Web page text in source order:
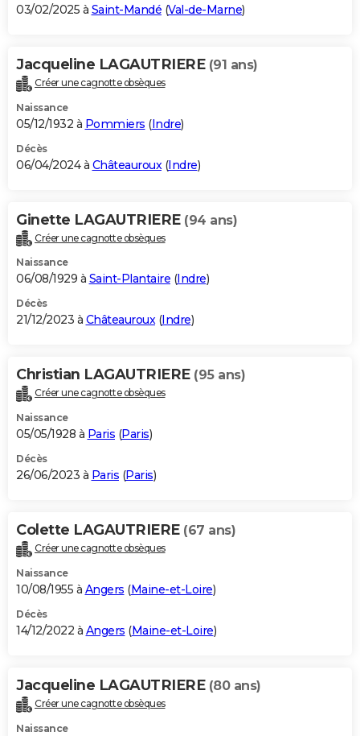
03/02/2025 à Saint-Mandé (Val-de-Marne)
Jacqueline LAGAUTRIERE (91 ans)
Créer une cagnotte obsèques
Naissance
05/12/1932 à Pommiers (Indre)
Décès
06/04/2024 à Châteauroux (Indre)
Ginette LAGAUTRIERE (94 ans)
Créer une cagnotte obsèques
Naissance
06/08/1929 à Saint-Plantaire (Indre)
Décès
21/12/2023 à Châteauroux(Indre)
Christian LAGAUTRIERE (95 ans)
Créer une cagnotte obsèques
Naissance
05/05/1928 à Paris (Paris)
Décès
26/06/2023 à Paris (Paris)
Colette LAGAUTRIERE (67 ans)
Créer une cagnotte obsèques
Naissance
10/08/1955 à Angers (Maine-et-Loire)
Décès
14/12/2022 à Angers (Maine-et-Loire)
Jacqueline LAGAUTRIERE (80 ans)
Créer une cagnotte obsèques
Naissance